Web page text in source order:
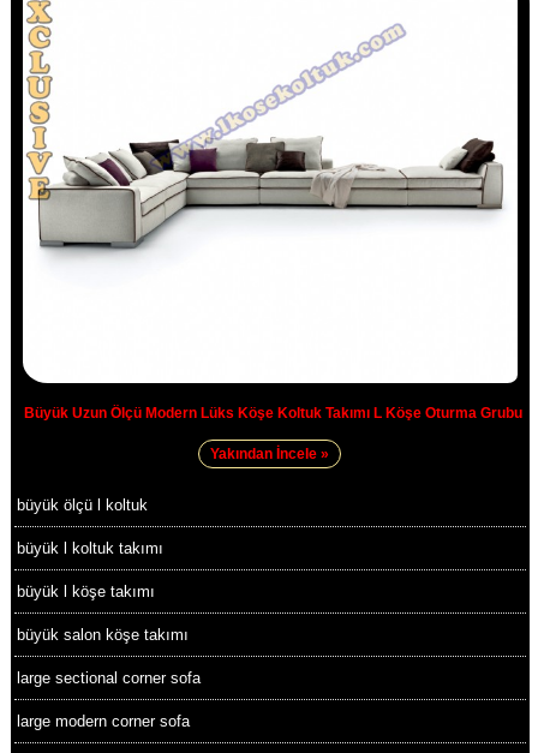
Büyük Uzun Ölçü Modern Lüks Köşe Koltuk Takımı L Köşe Oturma Grubu
Yakından İncele »
büyük ölçü l koltuk
büyük l koltuk takımı
büyük l köşe takımı
büyük salon köşe takımı
large sectional corner sofa
large modern corner sofa